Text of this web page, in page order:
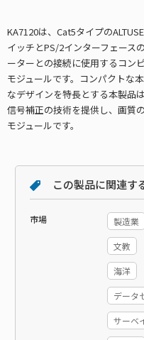
KA7120は、Cat5タイプの
イッチとPS/2インターフェース
ーターとの接続に使用するコン
モジュールです。コンパクトな
なデザインを特長とする本製品
信号補正の技術を提供し、画質
モジュールです。
この製品に関連す
市場 製造業
文教
海洋
データ
サーベ